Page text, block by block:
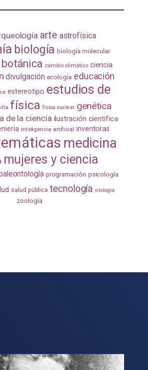
arte astrofísica
biología biología molecular
botánica cambio climático ciencia
divulgación ecología educación
estereotipo estudios de
física física nuclear genética
de la ciencia ilustración científica
inteligencia artificial inventoras
medicina
mujeres y ciencia
programación psicología
salud pública tecnología virología
zoología